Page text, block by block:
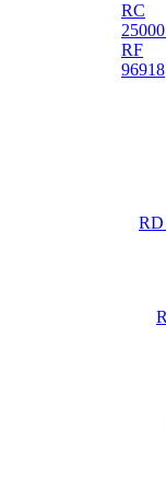
RC
RF
96918
RD